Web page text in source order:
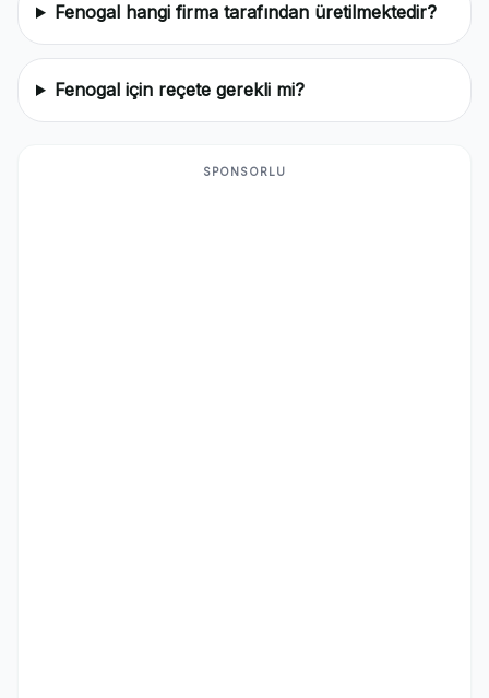
Fenogal hangi firma tarafından üretilmektedir?
Fenogal için reçete gerekli mi?
SPONSORLU